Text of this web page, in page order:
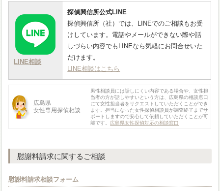
LINE相談
探偵興信所公式LINE
探偵興信所（社）では、LINEでのご相談もお受
けしています。電話やメールができない際や話
しづらい内容でもLINEなら気軽にお問合せいた
だけます。
LINE相談はこちら
広島県
女性専用探偵相談
男性相談員には話しにくい内容である場合や、女性担
当者の方が話しやすいという方は、広島県の相談窓口
にて女性担当者をリクエストしていただくことができ
ます。担当になった女性探偵相談員が調査終了までサ
ポートしますので安心して依頼していただくことが可
能です。
広島県女性探偵対応の相談窓口
慰謝料請求に関するご相談
慰謝料請求相談フォーム